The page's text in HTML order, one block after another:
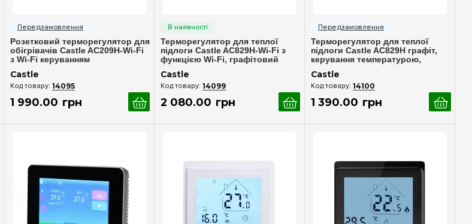
Розетковий терморегулятор для
обігрівачів Castle AC209H-Wi-Fi
з Wi-Fi керуванням
Castle
14095
1 990.00 грн
Терморегулятор для теплої
підлоги Castle AC829H-Wi-Fi з
функцією Wi-Fi, графітовий
корпус
Castle
14099
2 080.00 грн
Терморегулятор для теплої
підлоги Castle AC829H графіт,
керування температурою,
надійність і зручність
Castle
14100
1 390.00 грн